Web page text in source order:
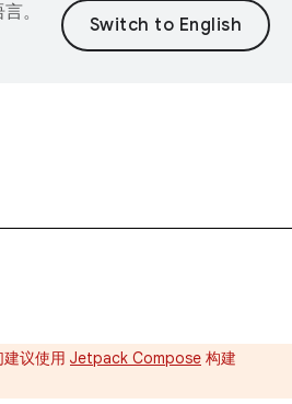
。
议使用 Jetpack Compose 构建